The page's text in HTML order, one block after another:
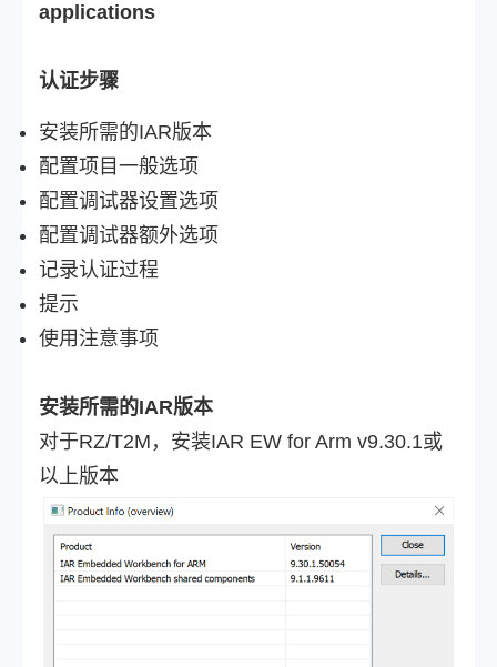
applications
认证步骤
安装所需的IAR版本
配置项目一般选项
配置调试器设置选项
配置调试器额外选项
记录认证过程
提示
使用注意事项
安装所需的IAR版本
对于RZ/T2M，安装IAR EW for Arm v9.30.1或
以上版本